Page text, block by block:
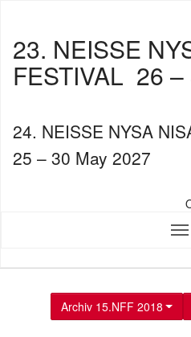
23. NEISSE
FESTIVAL 26
24. NEISSE NYSA
25 – 30 May 2027
Archiv 15.NFF 2018